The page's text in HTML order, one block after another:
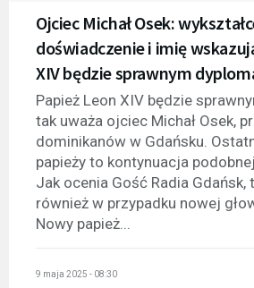
Ojciec Michał Osek:
doświadczenie i imię
XIV będzie sprawnym
Papież Leon XIV będzie
tak uważa ojciec Michał Osek,
dominikanów w Gdańsku.
papieży to kontynuacja
Jak ocenia Gość Radia Gdańsk,
również w przypadku nowej
Nowy papież...
9 maja 2025 - 08:30